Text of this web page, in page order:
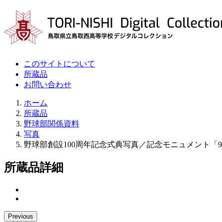
このサイトについて
所蔵品
お問い合わせ
ホーム
所蔵品
野球部関係資料
写真
野球部創設100周年記念式典写真／記念モニュメント「
所蔵品詳細
Previous